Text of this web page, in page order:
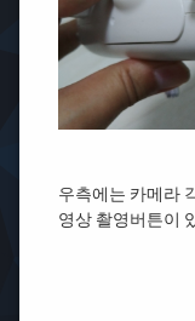
우측에는 카메라
영상 촬영버튼이